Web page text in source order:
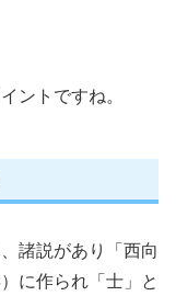
ントですね。
諸説があり「西向
に作られ「士」と